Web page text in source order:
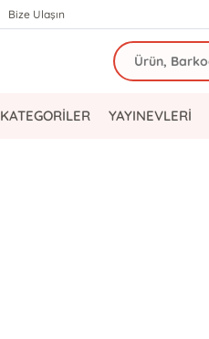
Bize Ulaşın
KATEGORİLER YAYINEVLERİ